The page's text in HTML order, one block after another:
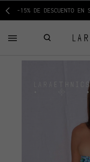
-15% DE DESCUENTO EN